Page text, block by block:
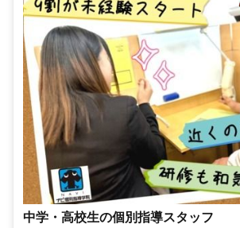
中学・高校生の個別指導スタッフ